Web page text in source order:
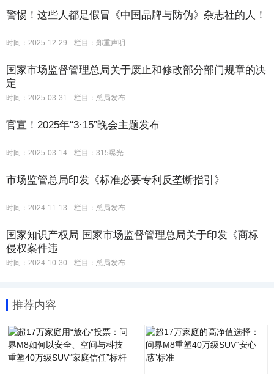
警惕！这些人都是假冒《中国品牌与防伪》杂志社的人！
时间：2025-12-29 栏目： 郑重声明
国家市场监督管理总局关于废止和修改部分部门规章的决
定
时间：2025-03-31 栏目： 总局发布
官宣！2025年“3·15”晚会主题发布
时间：2025-03-14 栏目： 315曝光
市场监管总局印发《标准必要专利反垄断指引》
时间：2024-11-13 栏目： 总局发布
国家知识产权局 国家市场监督管理总局关于印发《商标
侵权案件违
时间：2024-10-30 栏目： 总局发布
推荐内容